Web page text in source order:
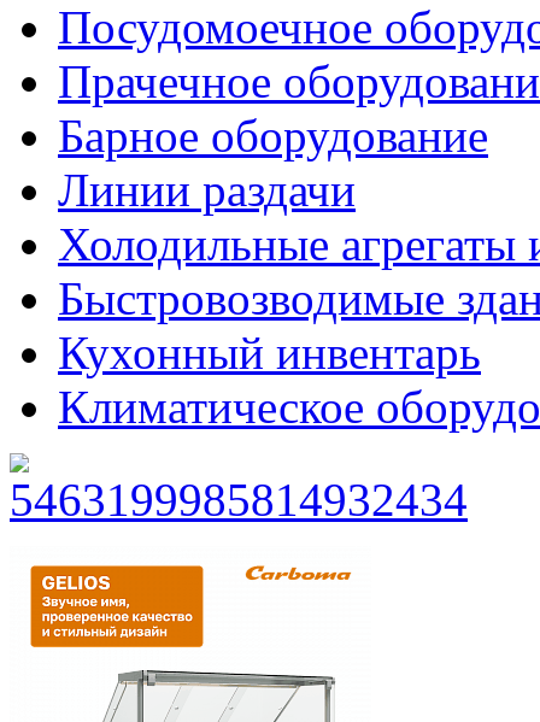
Посудомоечное
Прачечное
Барное оборудование
Линии раздачи
Холодильные агрегаты
Быстровозводимые
Кухонный инвентарь
Климатическое